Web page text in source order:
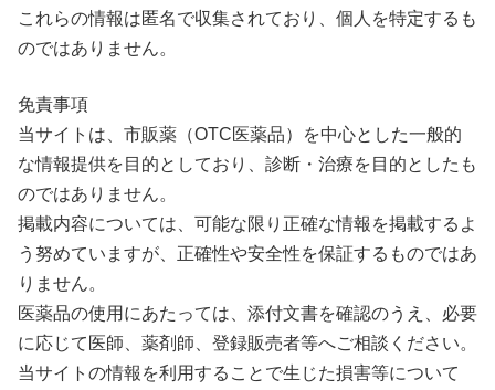
これらの情報は匿名で収集されており、個人を特定するも
のではありません。
免責事項
当サイトは、市販薬（OTC医薬品）を中心とした一般的
な情報提供を目的としており、診断・治療を目的としたも
のではありません。
掲載内容については、可能な限り正確な情報を掲載するよ
う努めていますが、正確性や安全性を保証するものではあ
りません。
医薬品の使用にあたっては、添付文書を確認のうえ、必要
に応じて医師、薬剤師、登録販売者等へご相談ください。
当サイトの情報を利用することで生じた損害等について